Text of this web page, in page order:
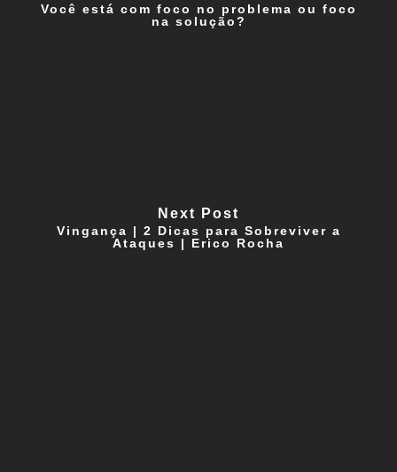
Você está com foco no problema ou foco
na solução?
Next Post
Vingança | 2 Dicas para Sobreviver a
Ataques | Erico Rocha